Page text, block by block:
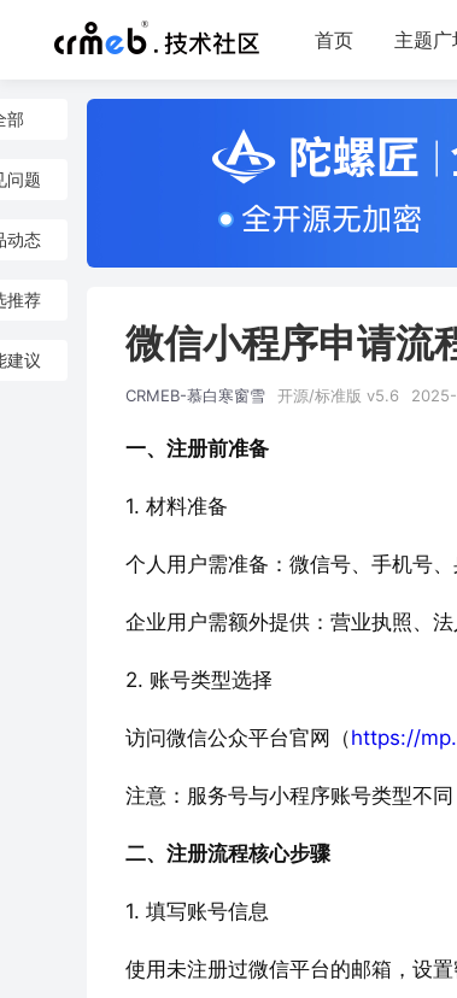
首页 主题广
部
问题
动态
推荐
建议 微信小程序申请流
CRMEB-慕白寒窗雪 开源/标准版 v5.6
一、注册前准备
访问微信公众平台官网（https://
二、注册流程核心步骤
使用未注册过微信平台的邮箱，设置